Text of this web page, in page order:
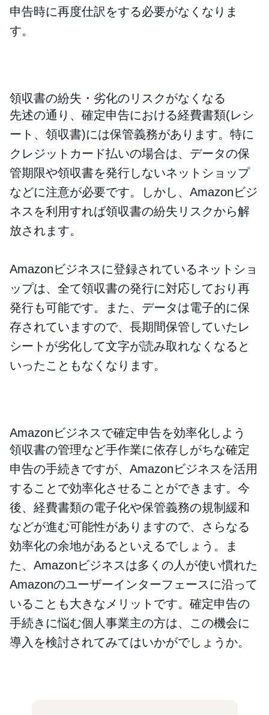
申告時に再度仕訳をする必要がなくなりま
す。
領収書の紛失・劣化のリスクがなくなる
先述の通り、確定申告における経費書類(レシ
ート、領収書)には保管義務があります。特に
クレジットカード払いの場合は、データの保
管期限や領収書を発行しないネットショップ
などに注意が必要です。しかし、Amazonビジ
ネスを利用すれば領収書の紛失リスクから解
放されます。
Amazonビジネスに登録されているネットショ
ップは、全て領収書の発行に対応しており再
発行も可能です。また、データは電子的に保
存されていますので、長期間保管していたレ
シートが劣化して文字が読み取れなくなると
いったこともなくなります。
Amazonビジネスで確定申告を効率化しよう
領収書の管理など手作業に依存しがちな確定
申告の手続きですが、Amazonビジネスを活用
することで効率化させることができます。今
後、経費書類の電子化や保管義務の規制緩和
などが進む可能性がありますので、さらなる
効率化の余地があるといえるでしょう。ま
た、Amazonビジネスは多くの人が使い慣れた
Amazonのユーザーインターフェースに沿って
いることも大きなメリットです。確定申告の
手続きに悩む個人事業主の方は、この機会に
導入を検討されてみてはいかがでしょうか。